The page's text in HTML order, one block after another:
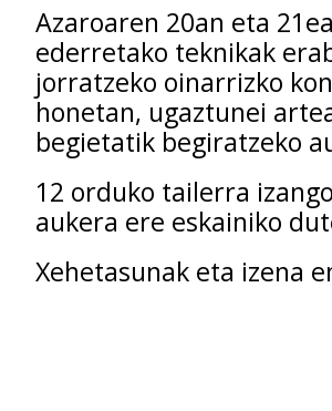
Azaroaren 20an eta
ederretako teknikak
jorratzeko oinarrizko
honetan, ugaztunei
begietatik begiratzeko
12 orduko tailerra
aukera ere eskainiko
Xehetasunak eta izena